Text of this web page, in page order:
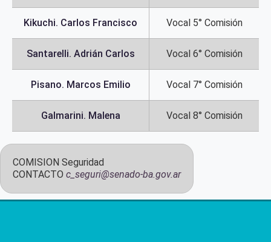
Kikuchi. Carlos Francisco Vocal 5° Comisión
Santarelli. Adrián Carlos Vocal 6° Comisión
Pisano. Marcos Emilio Vocal 7° Comisión
Galmarini. Malena Vocal 8° Comisión
COMISION Seguridad
CONTACTO c_seguri@senado-ba.gov.ar